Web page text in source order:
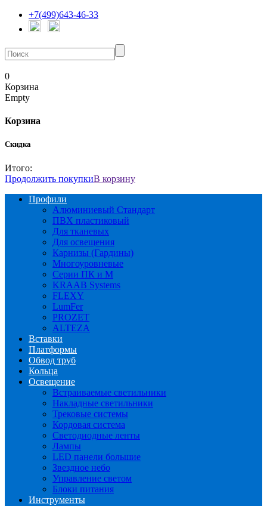
+7(499)643-46-33
0
Корзина
Empty
Корзина
Скидка
Итого:
Продолжить покупкиВ корзину
Профили
Алюминиевый Стандарт
ПВХ пластиковый
Для тканевых
Для освещения
Карнизы (Гардины)
Многоуровневые
Серии ПК и М
KRAAB Systems
FLEXY
LumFer
PROZET
ALTEZA
Вставки
Платформы
Обвод труб
Кольца
Освещение
Встраиваемые светильники
Накладные светильники
Трековые системы
Кордовая система
Светодиодные ленты
Лампы
LED панели большие
Звездное небо
Управление светом
Блоки питания
Инструменты